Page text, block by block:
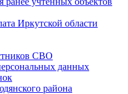
Иркутской области
СВО
данных
района